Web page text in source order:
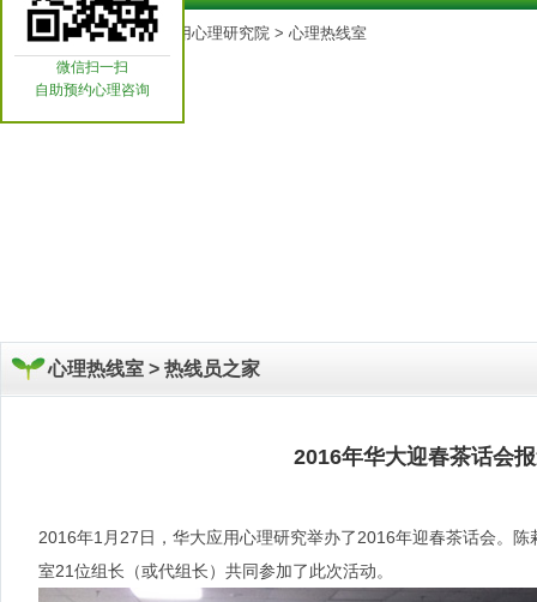
您现在的位置:上海华大应用心理研究院 > 心理热线室
心理热线室 > 热线员之家
2016年华大迎春茶话会
2016年1月27日，华大应用心理研究举办了2016年迎春茶话会。
室21位组长（或代组长）共同参加了此次活动。
微信扫一扫
自助预约心理咨询